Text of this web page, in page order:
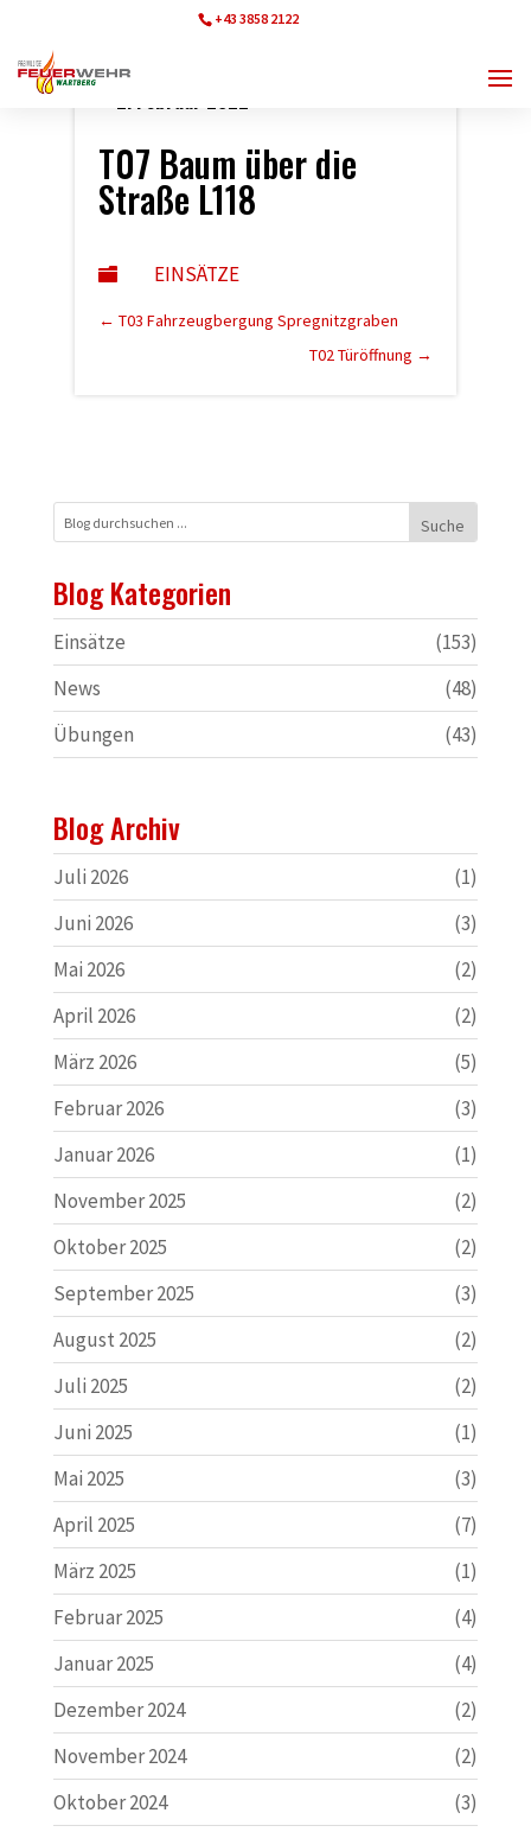
+43 3858 2122
T07 Baum über die
Straße L118
 EINSÄTZE
← T03 Fahrzeugbergung Spregnitzgraben
T02 Türöffnung →
Blog Kategorien
Einsätze
(153)
News
(48)
Übungen
(43)
Blog Archiv
Juli 2026
(1)
Juni 2026
(3)
Mai 2026
(2)
April 2026
(2)
März 2026
(5)
Februar 2026
(3)
Januar 2026
(1)
November 2025
(2)
Oktober 2025
(2)
September 2025
(3)
August 2025
(2)
Juli 2025
(2)
Juni 2025
(1)
Mai 2025
(3)
April 2025
(7)
März 2025
(1)
Februar 2025
(4)
Januar 2025
(4)
Dezember 2024
(2)
November 2024
(2)
Oktober 2024
(3)